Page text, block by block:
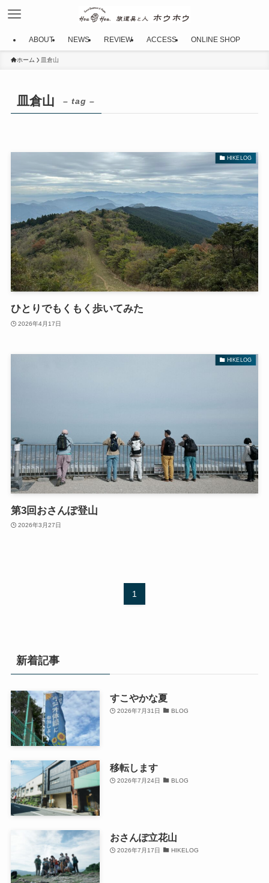
ABOUT NEWS REVIEW ACCESS ONLINE SHOP
ホーム 皿倉山
皿倉山 – tag –
HIKELOG
ひとりでもくもく歩いてみた
2026年4月17日
HIKELOG
第3回おさんぽ登山
2026年3月27日
1
新着記事
すこやかな夏
2026年7月31日 BLOG
移転します
2026年7月24日 BLOG
おさんぽ立花山
2026年7月17日 HIKELOG